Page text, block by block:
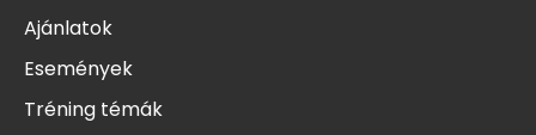
Ajánlatok
Események
Tréning témák